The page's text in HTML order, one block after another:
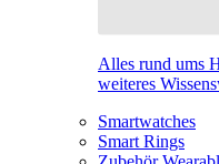
Alles rund ums
weiteres
Smartwatches
Smart Rings